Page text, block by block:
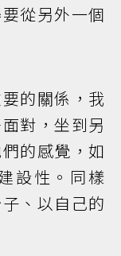
從另外一個
的關係，我
對，坐到另
的感覺，如
設性。同樣
、以自己的